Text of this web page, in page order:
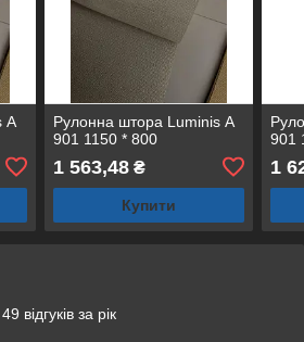
А
Рулонна штора Luminis А
901 1150 * 800
1 563,48₴
Купити
901
1
відгуків за рік